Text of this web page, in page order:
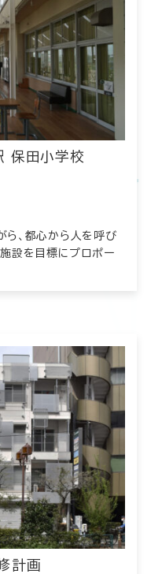
保田小学校
、都心から人を呼び
設を目標にプロポー
計画